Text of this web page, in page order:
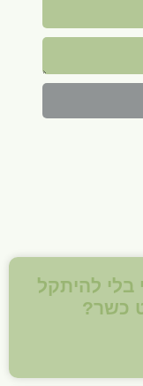
להיתקל
כשר?